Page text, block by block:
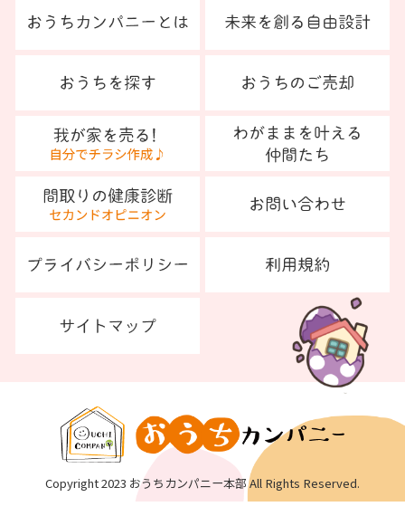
Copyright 2023 おうちカンパニー本部 All Rights Reserved.